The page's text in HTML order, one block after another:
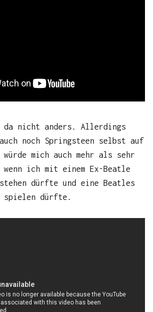
nicht anders. Allerdings
noch Springsteen selbst auf
mich auch mehr als sehr
ich mit einem Ex-Beatle
dürfte und eine Beatles
spielen dürfte.